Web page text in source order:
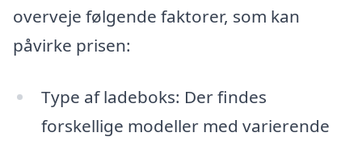
overveje følgende faktorer, som kan
påvirke prisen:
Type af ladeboks: Der findes
forskellige modeller med varierende